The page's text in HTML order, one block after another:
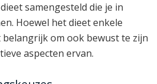
samengesteld die je in
Hoewel het dieet enkele
om ook bewust te zijn
aspecten ervan.